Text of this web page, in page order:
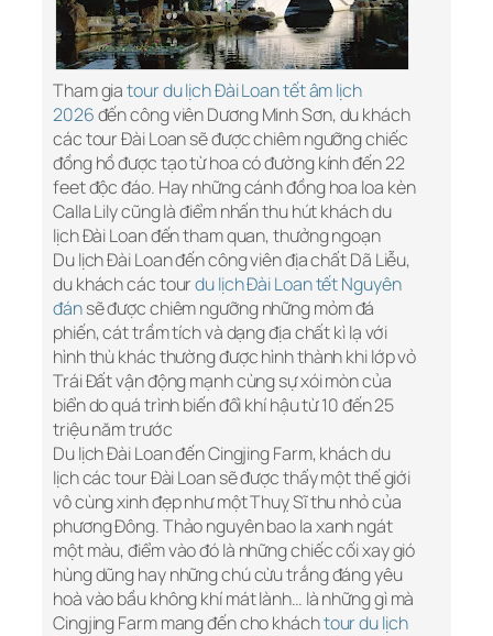
Tham giatour du lịch Đài Loan tết âm lịch
2026đến công viên Dương Minh Sơn, du khách
các tour Đài Loan sẽ được chiêm ngưỡng chiếc
đồng hồ được tạo từ hoa có đường kính đến 22
feet độc đáo. Hay những cánh đồng hoa loa kèn
Calla Lily cũng là điểm nhấn thu hút khách du
lịch Đài Loan đến tham quan, thưởng ngoạn
Du lịch Đài Loan đến công viên địa chất Dã Liễu,
du khách các tourdu lịch Đài Loan tết Nguyên
đánsẽ được chiêm ngưỡng những mỏm đá
phiến, cát trầm tích và dạng địa chất kì lạ với
hình thù khác thường được hình thành khi lớp vỏ
Trái Đất vận động mạnh cùng sự xói mòn của
biển do quá trình biến đổi khí hậu từ 10 đến 25
triệu năm trước
Du lịch Đài Loan đến Cingjing Farm, khách du
lịch các tour Đài Loan sẽ được thấy một thế giới
vô cùng xinh đẹp như một Thuỵ Sĩ thu nhỏ của
phương Đông. Thảo nguyên bao la xanh ngát
một màu, điểm vào đó là những chiếc cối xay gió
hùng dũng hay những chú cừu trắng đáng yêu
hoà vào bầu không khí mát lành… là những gì mà
Cingjing Farm mang đến cho kháchtour du lịch